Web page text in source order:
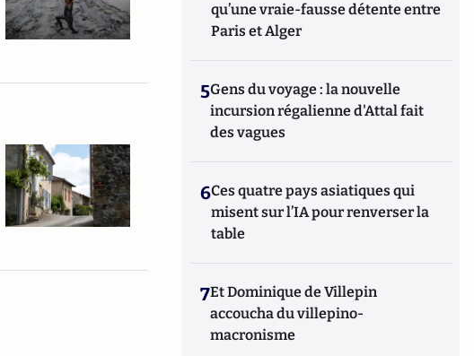
qu’une vraie-fausse détente entre
Paris et Alger
5Gens du voyage : la nouvelle
incursion régalienne d'Attal fait
des vagues
6Ces quatre pays asiatiques qui
misent sur l’IA pour renverser la
table
7Et Dominique de Villepin
accoucha du villepino-
macronisme